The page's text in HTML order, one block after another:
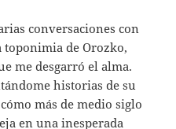
conversaciones con
toponimia de Orozko,
me desgarró el alma.
historias de su
más de medio siglo
en una inesperada